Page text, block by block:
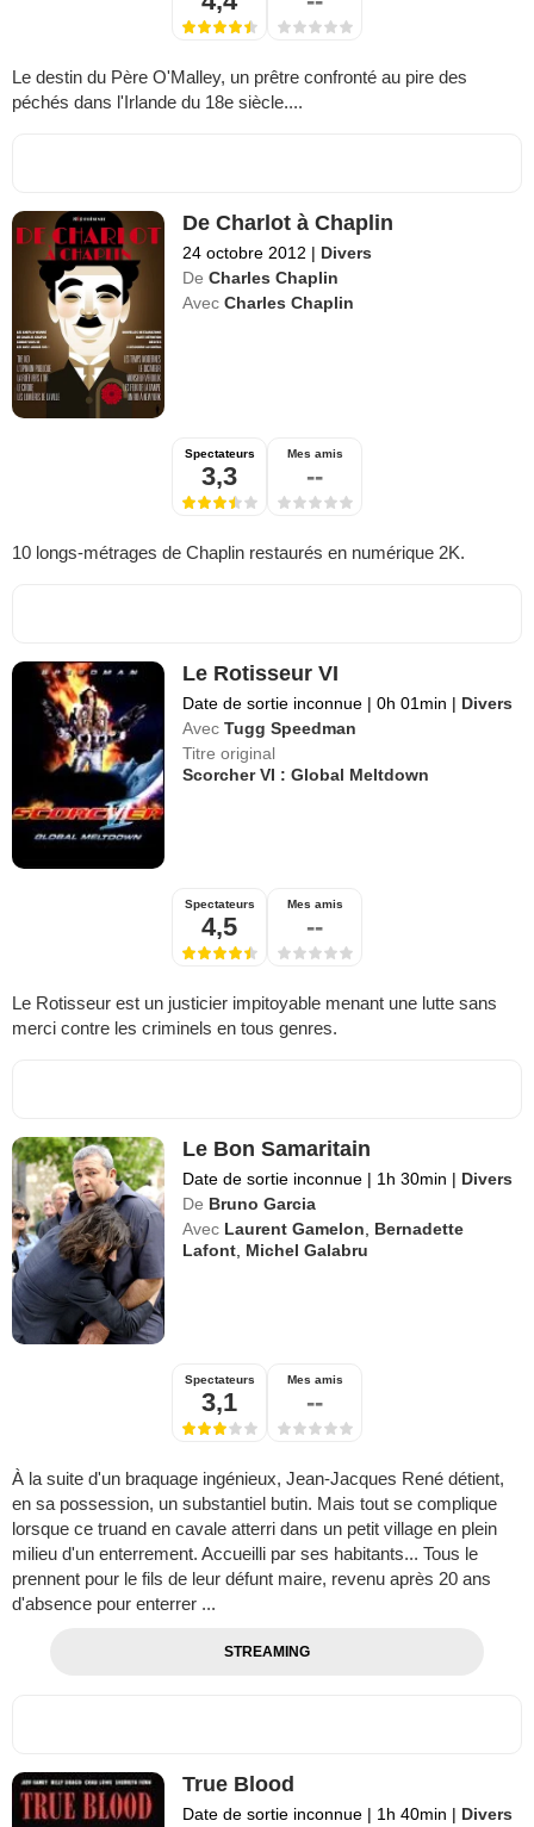
Le destin du Père O'Malley, un prêtre confronté au pire des
péchés dans l'Irlande du 18e siècle....
De Charlot à Chaplin
24 octobre 2012 | Divers
De Charles Chaplin
Avec Charles Chaplin
Spectateurs
3,3
Mes amis
--
10 longs-métrages de Chaplin restaurés en numérique 2K.
Le Rotisseur VI
Date de sortie inconnue | 0h 01min | Divers
Avec Tugg Speedman
Titre original
Scorcher VI : Global Meltdown
Spectateurs
4,5
Mes amis
--
Le Rotisseur est un justicier impitoyable menant une lutte sans
merci contre les criminels en tous genres.
Le Bon Samaritain
Date de sortie inconnue | 1h 30min | Divers
De Bruno Garcia
Avec Laurent Gamelon
Bernadette
Lafont Michel Galabru
Spectateurs
3,1
Mes amis
--
À la suite d'un braquage ingénieux, Jean-Jacques René détient,
en sa possession, un substantiel butin. Mais tout se complique
lorsque ce truand en cavale atterri dans un petit village en plein
milieu d'un enterrement. Accueilli par ses habitants... Tous le
prennent pour le fils de leur défunt maire, revenu après 20 ans
d'absence pour enterrer ...
STREAMING
True Blood
Date de sortie inconnue | 1h 40min | Divers